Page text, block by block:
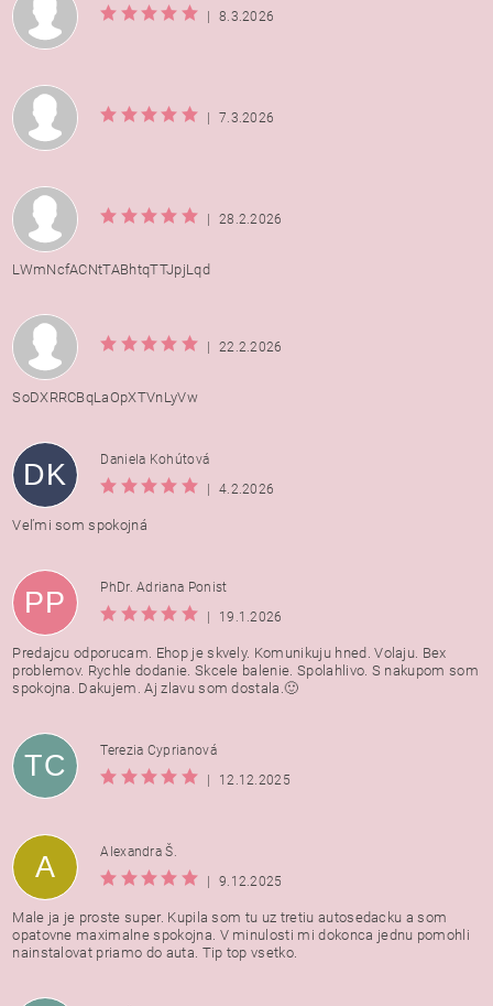
| 8.3.2026
| 7.3.2026
| 28.2.2026
LWmNcfACNtTABhtqTTJpjLqd
| 22.2.2026
SoDXRRCBqLaOpXTVnLyVw
DK
Daniela Kohútová
|
4.2.2026
Veľmi som spokojná
PP
PhDr. Adriana Ponist
|
19.1.2026
Predajcu odporucam. Ehop je skvely. Komunikuju hned. Volaju. Bex
problemov. Rychle dodanie. Skcele balenie. Spolahlivo. S nakupom som
spokojna. Dakujem. Aj zlavu som dostala.🙂
TC
Terezia Cyprianová
|
12.12.2025
A
Alexandra Š.
|
9.12.2025
Male ja je proste super. Kupila som tu uz tretiu autosedacku a som
opatovne maximalne spokojna. V minulosti mi dokonca jednu pomohli
nainstalovat priamo do auta. Tip top vsetko.